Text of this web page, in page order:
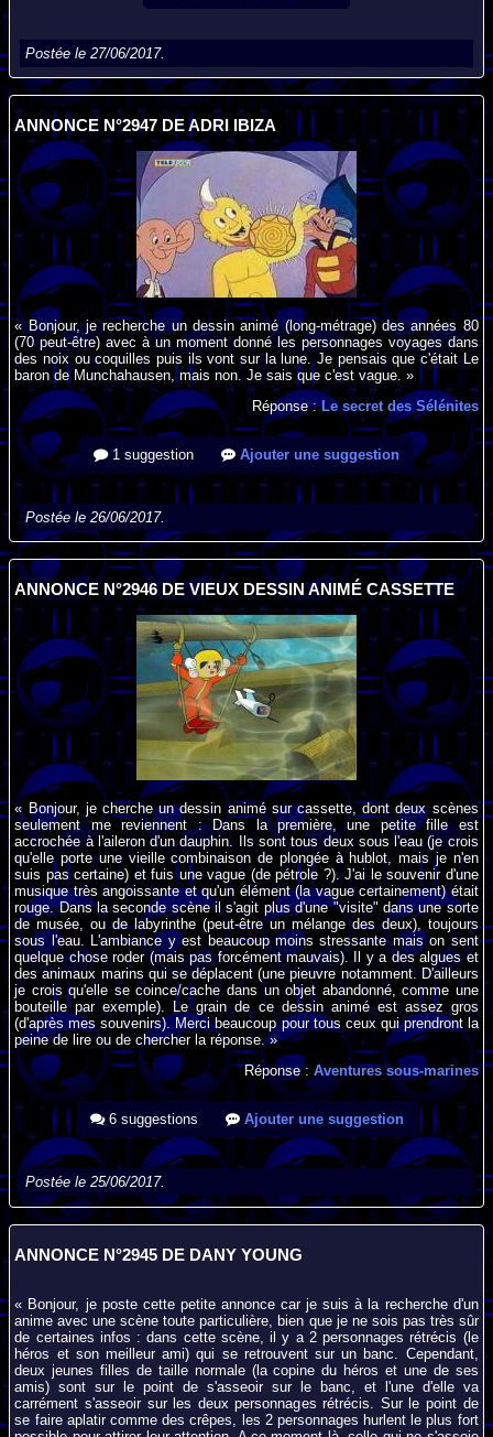
Postée le 27/06/2017.
ANNONCE N°2947 DE ADRI IBIZA
« Bonjour, je recherche un dessin animé (long-métrage) des années 80
(70 peut-être) avec à un moment donné les personnages voyages dans
des noix ou coquilles puis ils vont sur la lune. Je pensais que c'était Le
baron de Munchahausen, mais non. Je sais que c'est vague. »
Réponse :Le secret des Sélénites
1 suggestion Ajouter une suggestion
Postée le 26/06/2017.
ANNONCE N°2946 DE VIEUX DESSIN ANIMÉ CASSETTE
« Bonjour, je cherche un dessin animé sur cassette, dont deux scènes
seulement me reviennent : Dans la première, une petite fille est
accrochée à l'aileron d'un dauphin. Ils sont tous deux sous l'eau (je crois
qu'elle porte une vieille combinaison de plongée à hublot, mais je n'en
suis pas certaine) et fuis une vague (de pétrole ?). J'ai le souvenir d'une
musique très angoissante et qu'un élément (la vague certainement) était
rouge. Dans la seconde scène il s'agit plus d'une "visite" dans une sorte
de musée, ou de labyrinthe (peut-être un mélange des deux), toujours
sous l'eau. L'ambiance y est beaucoup moins stressante mais on sent
quelque chose roder (mais pas forcément mauvais). Il y a des algues et
des animaux marins qui se déplacent (une pieuvre notamment. D'ailleurs
je crois qu'elle se coince/cache dans un objet abandonné, comme une
bouteille par exemple). Le grain de ce dessin animé est assez gros
(d'après mes souvenirs). Merci beaucoup pour tous ceux qui prendront la
peine de lire ou de chercher la réponse. »
Réponse : Aventures sous-marines
6 suggestions Ajouter une suggestion
Postée le 25/06/2017.
ANNONCE N°2945 DE DANY YOUNG
« Bonjour, je poste cette petite annonce car je suis à la recherche d'un
anime avec une scène toute particulière, bien que je ne sois pas très sûr
de certaines infos : dans cette scène, il y a 2 personnages rétrécis (le
héros et son meilleur ami) qui se retrouvent sur un banc. Cependant,
deux jeunes filles de taille normale (la copine du héros et une de ses
amis) sont sur le point de s'asseoir sur le banc, et l'une d'elle va
carrément s'asseoir sur les deux personnages rétrécis. Sur le point de
se faire aplatir comme des crêpes, les 2 personnages hurlent le plus fort